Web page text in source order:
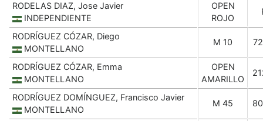
RODELAS DIAZ, Jose Javier
INDEPENDIENTE
OPEN
ROJO
RODRÍGUEZ CÓZAR, Diego
MONTELLANO
M 10
RODRÍGUEZ CÓZAR, Emma
MONTELLANO
OPEN
AMARILLO
RODRÍGUEZ DOMÍNGUEZ, Francisco Javier
MONTELLANO
M 45